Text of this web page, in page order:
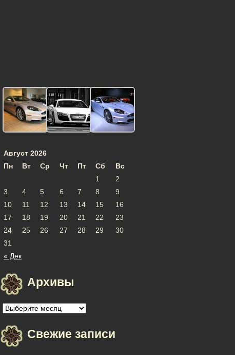
Август 2026
Пн
Вт Ср Чт Пт Сб Вс
« Дек
1
2
3
4 5 6 7 8
9
10
11 12 13 14 15
16
17
18 19 20 21 22
23
24
25 26 27 28 29
30
31
Архивы
Архивы
Свежие записи